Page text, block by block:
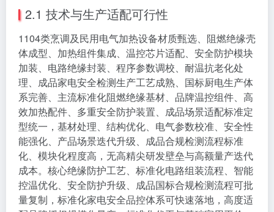
2.1 技术与生产适配可行性
1104类烹调及民用电气加热设备材质甄选、阻燃绝缘壳
体成型、加热组件集成、温控芯片适配、安全防护模块
加装、电路绝缘封装、程序参数调校、耐温抗老化处
理、成品家电安全检测生产工艺成熟、国标厨电生产体
系完善、主流标准化阻燃绝缘基材、品牌温控组件、高
效加热配件、多重安全防护装置、成品场景适配标准定
型统一，基材处理、结构优化、电气参数校准、安全性
能强化、产品场景迭代升级、成品合规检测流程标准
化、模块化程度高，无高精尖研发壁垒与高额量产迭代
成本。核心绝缘防护工艺、标准化电路组装流程、智能
控温优化、安全防护升级、成品国标合规检测流程可批
量复制，标准化家电安全品控体系可快速落地，高度适